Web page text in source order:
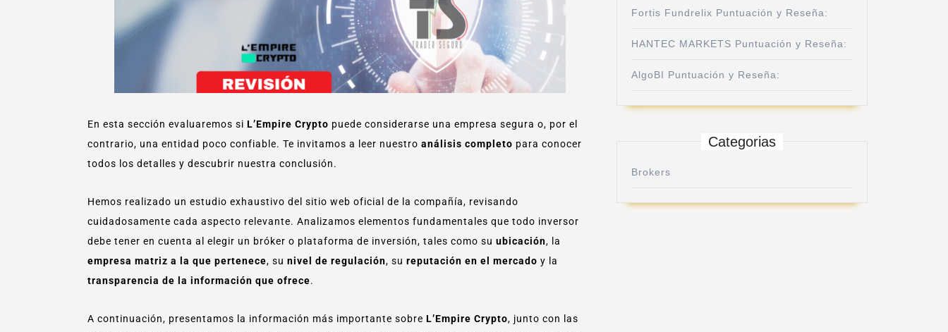
En esta sección evaluaremos si L’Empire Crypto puede considerarse una empresa segura o, por el
contrario, una entidad poco confiable. Te invitamos a leer nuestro análisis completo para conocer
todos los detalles y descubrir nuestra conclusión.
Hemos realizado un estudio exhaustivo del sitio web oficial de la compañía, revisando
cuidadosamente cada aspecto relevante. Analizamos elementos fundamentales que todo inversor
debe tener en cuenta al elegir un bróker o plataforma de inversión, tales como su ubicación, la
empresa matriz a la que pertenece, su nivel de regulación, su reputación en el mercado y la
transparencia de la información que ofrece.
A continuación, presentamos la información más importante sobre L’Empire Crypto, junto con las
Fortis Fundrelix Puntuación y Reseña:
HANTEC MARKETS Puntuación y Reseña:
AlgoBI Puntuación y Reseña:
Categorias
Brokers